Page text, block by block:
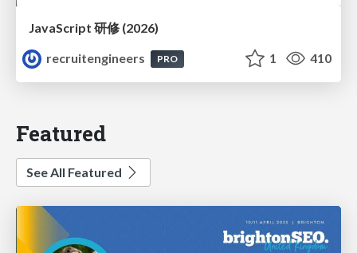
JavaScript 研修 (2026)
recruitengineers
PRO 1 410
Featured
See All Featured